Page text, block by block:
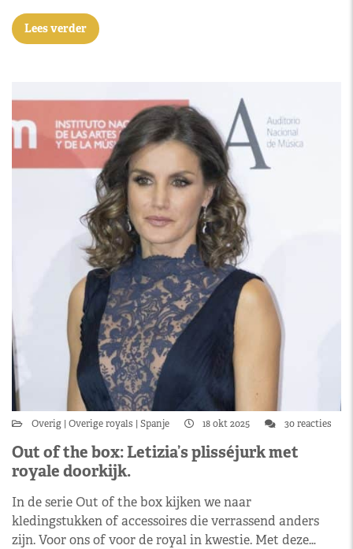
Lees verder
Overig Overige royals Spanje 18 okt 2025 30 reacties
Out of the box: Letizia’s plisséjurk met
royale doorkijk.
In de serie Out of the box kijken we naar
kledingstukken of accessoires die verrassend anders
zijn. Voor ons of voor de royal in kwestie. Met deze…